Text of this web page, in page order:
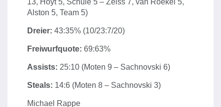
13, Hoyt 5, Schüle 5 – Zeiss 7, van Roekel 5,
Alston 5, Team 5)
Dreier: 43:35% (10/23:7/20)
Freiwurfquote: 69:63%
Assists: 25:10 (Moten 9 – Sachnovski 6)
Steals: 14:6 (Moten 8 – Sachnovski 3)
Michael Rappe